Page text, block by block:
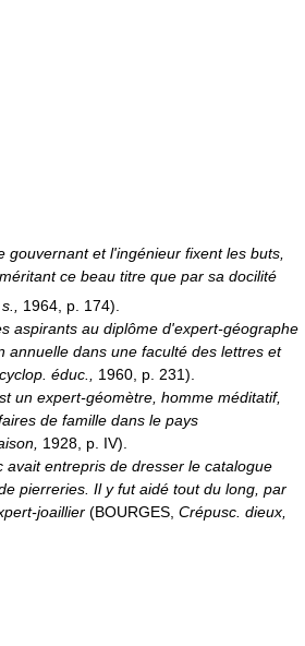
gouvernant et l'ingénieur fixent les buts,
ce beau titre que par sa docilité
s., 1964, p. 174).
aspirants au diplôme d'expert-géographe
annuelle dans une faculté des lettres et
éduc., 1960, p. 231).
un expert-géomètre, homme méditatif,
de famille dans le pays
1928, p. IV).
avait entrepris de dresser le catalogue
pierreries. Il y fut aidé tout du long, par
joaillier (BOURGES, Crépusc. dieux,